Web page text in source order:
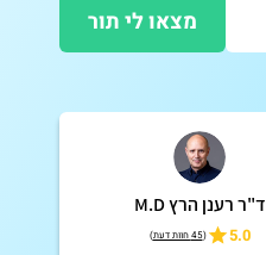
מצאו לי תור
ד"ר רענן הרץ M.D
5.0
(45 חוות דעת )